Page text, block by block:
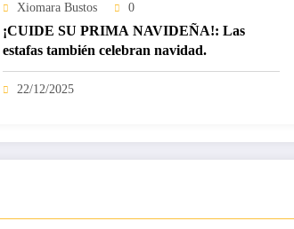
Xiomara Bustos 0
¡CUIDE SU PRIMA NAVIDEÑA!: Las
estafas también celebran navidad.
22/12/2025